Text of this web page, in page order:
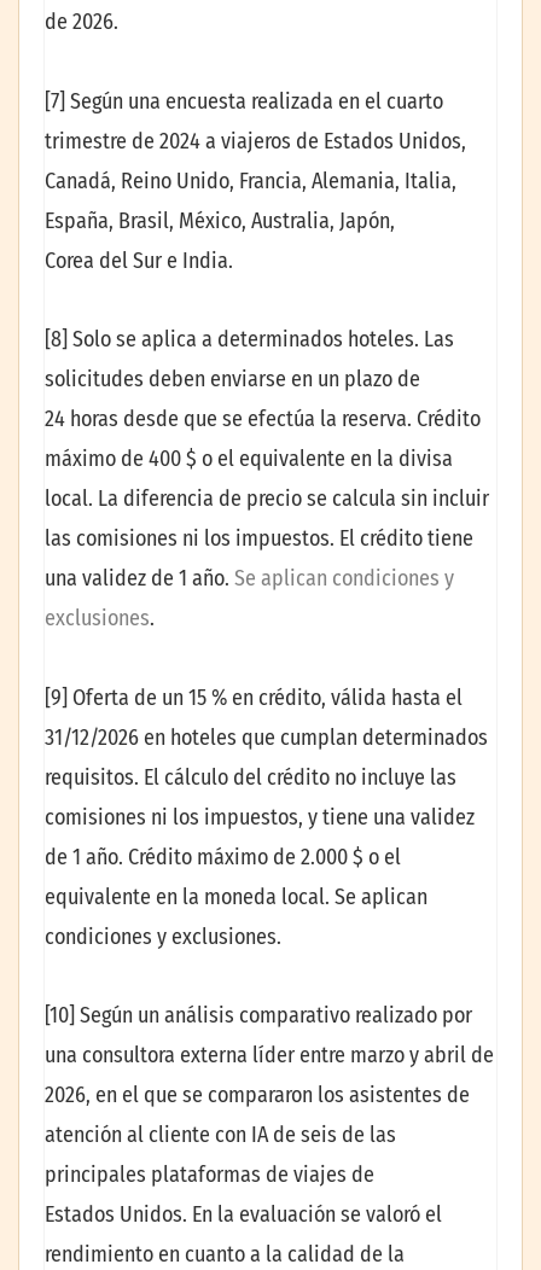
de 2026.
[7] Según una encuesta realizada en el cuarto
trimestre de 2024 a viajeros de Estados Unidos,
Canadá, Reino Unido, Francia, Alemania, Italia,
España, Brasil, México, Australia, Japón,
Corea del Sur e India.
[8] Solo se aplica a determinados hoteles. Las
solicitudes deben enviarse en un plazo de
24 horas desde que se efectúa la reserva. Crédito
máximo de 400 $ o el equivalente en la divisa
local. La diferencia de precio se calcula sin incluir
las comisiones ni los impuestos. El crédito tiene
una validez de 1 año. Se aplican condiciones y
exclusiones.
[9] Oferta de un 15 % en crédito, válida hasta el
31/12/2026 en hoteles que cumplan determinados
requisitos. El cálculo del crédito no incluye las
comisiones ni los impuestos, y tiene una validez
de 1 año. Crédito máximo de 2.000 $ o el
equivalente en la moneda local. Se aplican
condiciones y exclusiones.
[10] Según un análisis comparativo realizado por
una consultora externa líder entre marzo y abril de
2026, en el que se compararon los asistentes de
atención al cliente con IA de seis de las
principales plataformas de viajes de
Estados Unidos. En la evaluación se valoró el
rendimiento en cuanto a la calidad de la